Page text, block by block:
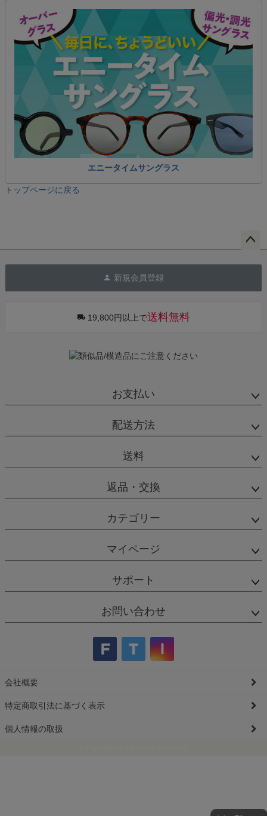
エニータイムサングラス
トップページに戻る
へ
新規会員登録
19,800円以上で送料無料
お支払い
配送方法
送料
返品・交換
カテゴリー
マイページ
サポート
お問い合わせ
会社概要
特定商取引法に基づく表示
個人情報の取扱